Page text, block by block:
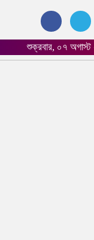
শুক্রবার, ০৭